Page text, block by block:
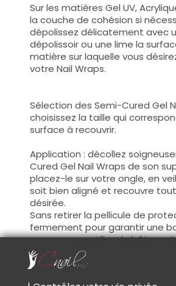
Sur les matières Gel UV,
la couche de cohésion si
dépolissez délicatement avec
dépolissoir ou une lime la
matière sur laquelle vous
votre Nail Wraps.
Sélection des Semi-Cured Gel
choisissez la taille qui
surface à recouvrir.
Application : décollez
Cured Gel Nail Wraps de son
placez-le sur votre ongle, en
soit bien aligné et recouvre
désirée.
Sans retirer la pellicule de
fermement pour garantir une
vous pouvez utiliser le
appuyer sur les contours du
Retirer la pellicule transparente,